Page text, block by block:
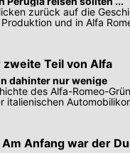
zurück auf die
und in Alfa
zweite Teil von Alfa
dahinter nur wenige
des Alfa-Romeo-
italienischen
Anfang war der